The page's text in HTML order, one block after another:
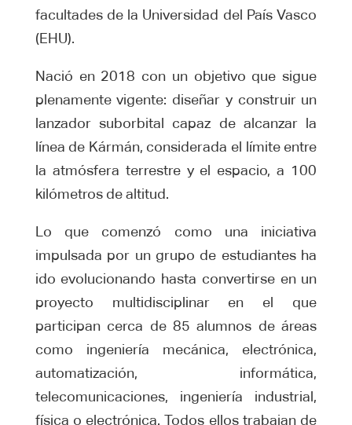
facultades de la Universidad del País Vasco
(EHU).
Nació en 2018 con un objetivo que sigue
plenamente vigente: diseñar y construir un
lanzador suborbital capaz de alcanzar la
línea de Kármán, considerada el límite entre
la atmósfera terrestre y el espacio, a 100
kilómetros de altitud.
Lo que comenzó como una iniciativa
impulsada por un grupo de estudiantes ha
ido evolucionando hasta convertirse en un
proyecto multidisciplinar en el que
participan cerca de 85 alumnos de áreas
como ingeniería mecánica, electrónica,
automatización, informática,
telecomunicaciones, ingeniería industrial,
física o electrónica. Todos ellos trabajan de